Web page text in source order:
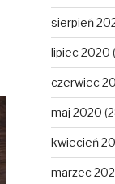
sierpień
lipiec 2020
czerwiec
maj 2020
kwiecień
marzec